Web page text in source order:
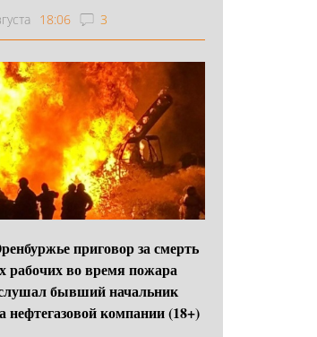
18:06 3
приговор за смерть
рабочих во время пожара
бывший начальник
нефтегазовой компании (18+)